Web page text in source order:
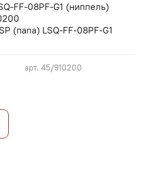
арт. 45/910200
FF-08PF-G1 (ниппель)
(папа) LSQ-FF-08PF-G1